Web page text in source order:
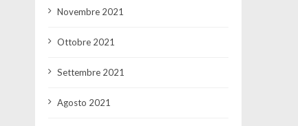
Novembre 2021
Ottobre 2021
Settembre 2021
Agosto 2021